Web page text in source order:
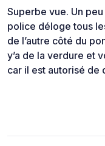
Superbe vue. Un
police déloge tous
de l’autre côté du
y’a de la verdure et
car il est autorisé de